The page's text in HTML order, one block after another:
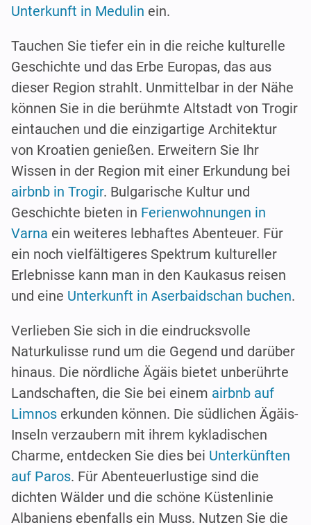
Unterkunft in Medulin ein.
Tauchen Sie tiefer ein in die reiche kulturelle
Geschichte und das Erbe Europas, das aus
dieser Region strahlt. Unmittelbar in der Nähe
können Sie in die berühmte Altstadt von Trogir
eintauchen und die einzigartige Architektur
von Kroatien genießen. Erweitern Sie Ihr
Wissen in der Region mit einer Erkundung bei
airbnb in Trogir. Bulgarische Kultur und
Geschichte bieten in Ferienwohnungen in
Varna ein weiteres lebhaftes Abenteuer. Für
ein noch vielfältigeres Spektrum kultureller
Erlebnisse kann man in den Kaukasus reisen
und eine Unterkunft in Aserbaidschan buchen.
Verlieben Sie sich in die eindrucksvolle
Naturkulisse rund um die Gegend und darüber
hinaus. Die nördliche Ägäis bietet unberührte
Landschaften, die Sie bei einem airbnb auf
Limnos erkunden können. Die südlichen Ägäis-
Inseln verzaubern mit ihrem kykladischen
Charme, entdecken Sie dies bei Unterkünften
auf Paros. Für Abenteuerlustige sind die
dichten Wälder und die schöne Küstenlinie
Albaniens ebenfalls ein Muss. Nutzen Sie die